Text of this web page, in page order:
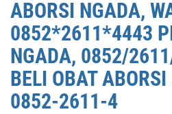
ABORSI NGADA,
0852*2611*4443
NGADA, 0852/
BELI OBAT
0852-2611-4